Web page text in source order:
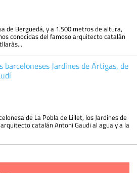
de Berguedá, y a 1.500 metros de altura,
conocidas del famoso arquitecto catalán
barceloneses Jardines de Artigas, de
de La Pobla de Lillet, los Jardines de
catalán Antoni Gaudi al agua y a la